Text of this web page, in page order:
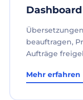
Dashboard
beauftragen,
Aufträge
Mehr erfahren